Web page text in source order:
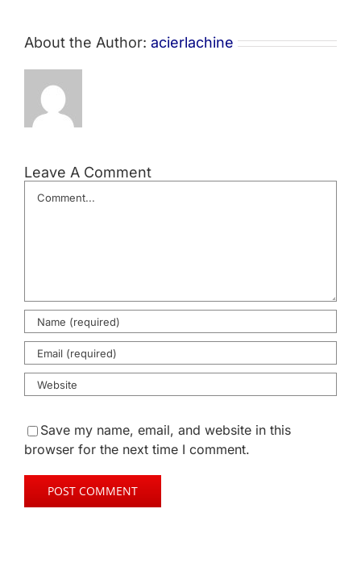
About the Author: acierlachine
Leave A Comment
Comment
Save my name, email, and website in this
browser for the next time I comment.